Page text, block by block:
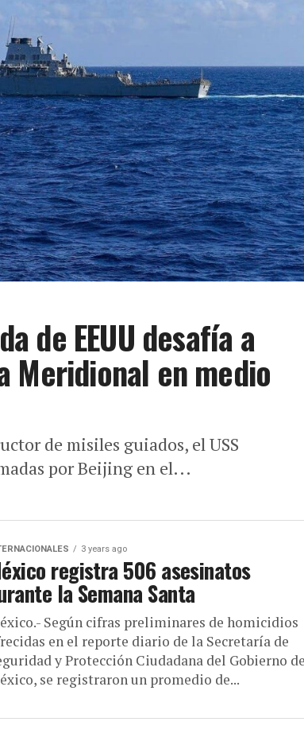
de EEUU desafía a
Meridional en medio
de misiles guiados, el USS
por Beijing en el...
3 years ago
registra 506 asesinatos
la Semana Santa
Según cifras preliminares de homicidios
en el reporte diario de la Secretaría de
y Protección Ciudadana del Gobierno de
se registraron un promedio de...